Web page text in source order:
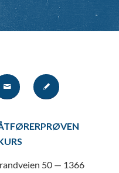
50 — 1366